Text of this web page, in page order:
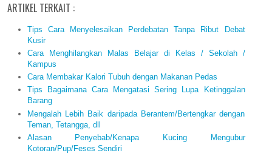
ARTIKEL TERKAIT :
Tips Cara Menyelesaikan Perdebatan Tanpa Ribut Debat
Kusir
Cara Menghilangkan Malas Belajar di Kelas / Sekolah /
Kampus
Cara Membakar Kalori Tubuh dengan Makanan Pedas
Tips Bagaimana Cara Mengatasi Sering Lupa Ketinggalan
Barang
Mengalah Lebih Baik daripada Berantem/Bertengkar dengan
Teman, Tetangga, dll
Alasan Penyebab/Kenapa Kucing Mengubur
Kotoran/Pup/Feses Sendiri